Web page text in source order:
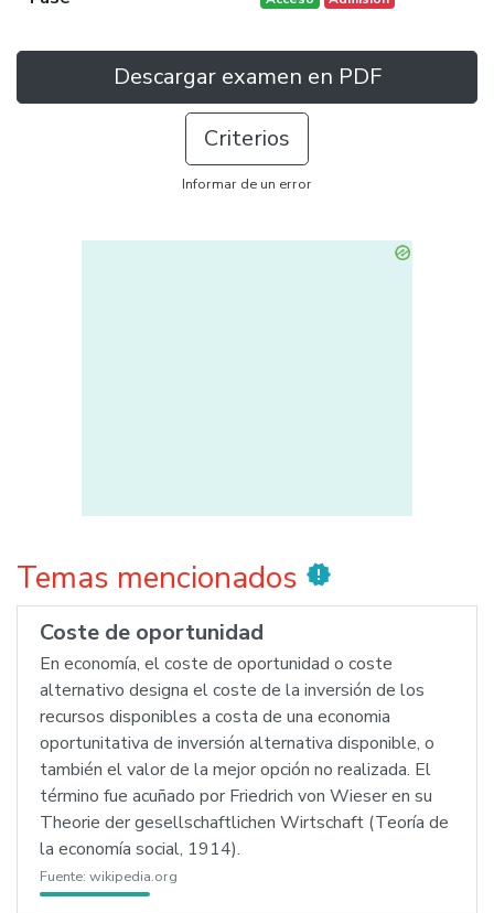
Descargar examen en PDF
Criterios
Informar de un error
Temas mencionados new_releases
Coste de oportunidad
En economía, el coste de oportunidad o coste
alternativo designa el coste de la inversión de los
recursos disponibles a costa de una economia
oportunitativa de inversión alternativa disponible, o
también el valor de la mejor opción no realizada. El
término fue acuñado por Friedrich von Wieser en su
Theorie der gesellschaftlichen Wirtschaft (Teoría de
la economía social, 1914).
Fuente: wikipedia.org